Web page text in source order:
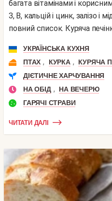
багата вітамінами і
З, В, кальцій і цинк, залізо і
повний список. Куряча
УКРАЇНСЬКА КУХНЯ
ПТАХ , КУРКА ,
КУРЯЧА
ДІЄТИЧНЕ ХАРЧУВАННЯ
НА ОБІД ,
НА ВЕЧЕРЮ
ГАРЯЧІ СТРАВИ
ЧИТАТИ ДАЛІ